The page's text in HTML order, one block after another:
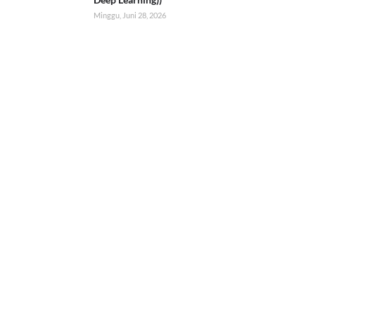
Minggu, Juni 28, 2026